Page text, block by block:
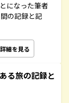
になった筆者
の記録と記
詳細を見る
る旅の記録と